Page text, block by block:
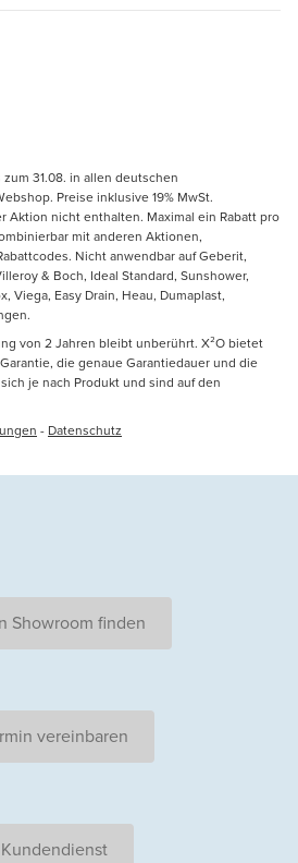
31.08. in allen deutschen
Preise inklusive 19% MwSt.
Aktion nicht enthalten. Maximal ein Rabatt pro
mit anderen Aktionen,
Nicht anwendbar auf Geberit,
& Boch, Ideal Standard, Sunshower,
Viega, Easy Drain, Heau, Dumaplast,
von 2 Jahren bleibt unberührt. X²O bietet
die genaue Garantiedauer und die
je nach Produkt und sind auf den
- Datenschutz
Showroom finden
vereinbaren
Kundendienst